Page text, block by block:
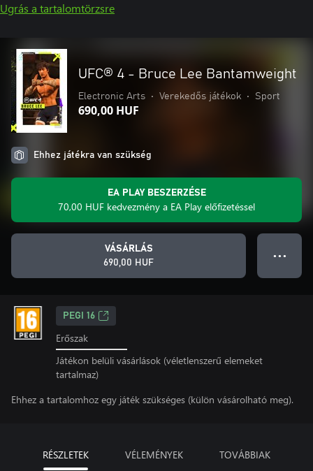
Ugrás a tartalomtörzsre
UFC® 4 - Bruce Lee Bantamweight
Electronic Arts • Verekedős játékok • Sport
690,00 HUF
Ehhez játékra van szükség
EA PLAY BESZERZÉSE
70,00 HUF kedvezmény a EA Play előfizetéssel
VÁSÁRLÁS
690,00 HUF
● ● ●
PEGI 16
Erőszak
Játékon belüli vásárlások (véletlenszerű elemeket
tartalmaz)
Ehhez a tartalomhoz egy játék szükséges (külön vásárolható meg).
RÉSZLETEK VÉLEMÉNYEK TOVÁBBIAK